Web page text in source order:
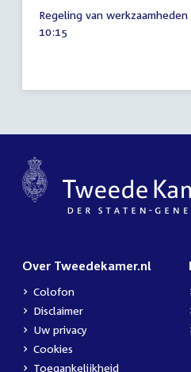
januari
2021
Regeling van werkzaamheden
Tijd
10:15
Over Tweedekamer.nl
Colofon
Disclaimer
Uw privacy
Cookies
Toegankelijkheid